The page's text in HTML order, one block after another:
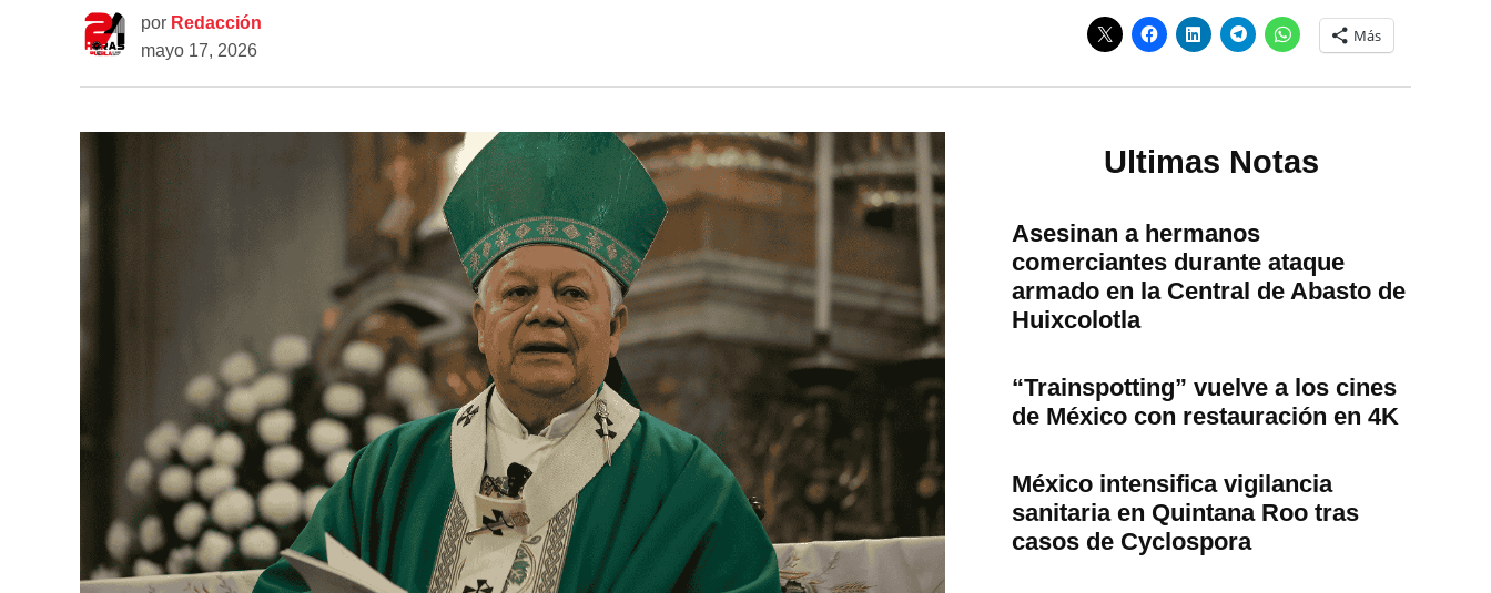
por Redacción
mayo 17, 2026
Más
Ultimas Notas
Asesinan a hermanos
comerciantes durante ataque
armado en la Central de Abasto de
Huixcolotla
“Trainspotting” vuelve a los cines
de México con restauración en 4K
México intensifica vigilancia
sanitaria en Quintana Roo tras
casos de Cyclospora